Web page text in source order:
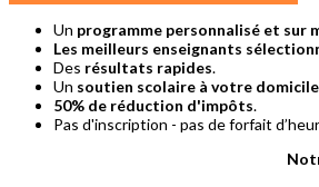
Un programme personnalisé et sur
Les meilleurs enseignants
Des résultats rapides.
Un soutien scolaire à votre
50% de réduction d'impôts.
Pas d'inscription - pas de forfait